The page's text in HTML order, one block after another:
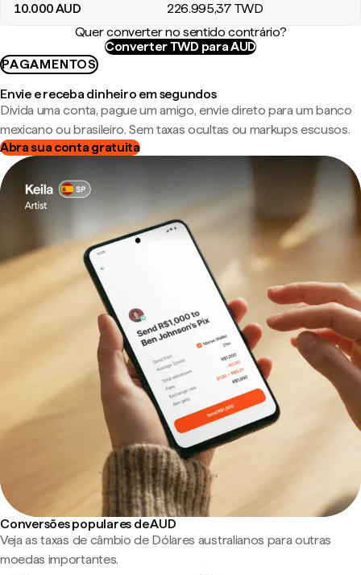
10.000AUD 226.995,37 TWD
Quer converter no sentido contrário?
Converter TWD para AUD
PAGAMENTOS
Envie e receba dinheiro em segundos
Divida uma conta, pague um amigo, envie direto para um banco
mexicano ou brasileiro. Sem taxas ocultas ou markups escusos.
Abra sua conta gratuita
Conversões populares de AUD
Veja as taxas de câmbio de Dólares australianos para outras
moedas importantes.